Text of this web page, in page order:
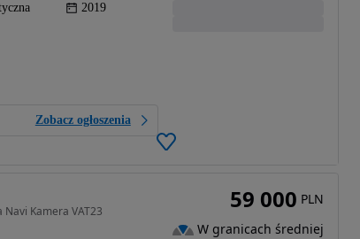
2019
Zobacz ogłoszenia
Navi Kamera VAT23 59 000 PLN
W granicach średniej